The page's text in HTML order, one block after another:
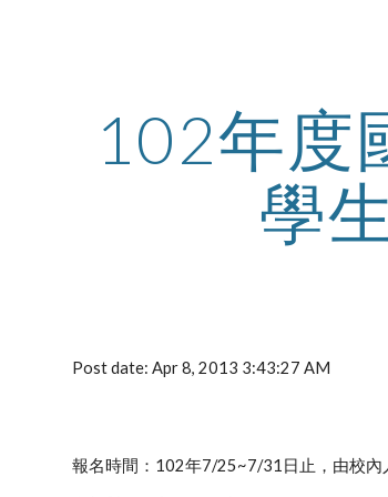
102年度
學
Post date: Apr 8, 2013 3:43:27 AM
報名時間：102年7/25~7/31日止，由校內